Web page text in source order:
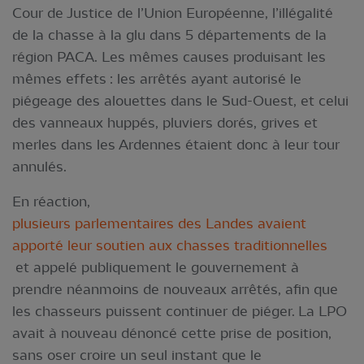
Cour de Justice de l’Union Européenne, l’illégalité
de la chasse à la glu dans 5 départements de la
région PACA. Les mêmes causes produisant les
mêmes effets : les arrêtés ayant autorisé le
piégeage des alouettes dans le Sud-Ouest, et celui
des vanneaux huppés, pluviers dorés, grives et
merles dans les Ardennes étaient donc à leur tour
annulés.
En réaction,
plusieurs parlementaires des Landes avaient
apporté leur soutien aux chasses traditionnelles
et appelé publiquement le gouvernement à
prendre néanmoins de nouveaux arrêtés, afin que
les chasseurs puissent continuer de piéger. La LPO
avait à nouveau dénoncé cette prise de position,
sans oser croire un seul instant que le